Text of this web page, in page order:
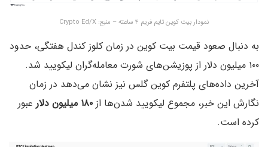
نمودار بیت کوین تایم فریم ۴ ساعته – منبع: Crypto Ed/X
به دنبال صعود قیمت بیت کوین در زمان کلوز کندل هفتگی، حدود
۱۰۰ میلیون دلار از پوزیشن‌های شورت معامله‌گران لیکویید شد.
آخرین داده‌های پلتفرم کوین گلس نیز نشان می‌دهد در زمان
نگارش این خبر، مجموع لیکویید شدن‌ها از ۱۸۰ میلیون دلار
عبور
کرده است.